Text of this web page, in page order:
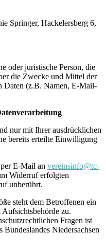
Hackelersberg 6,
oder juristische Person, die
die Zwecke und Mittel der
Daten (z.B. Namen, E-Mail-
nur mit Ihrer ausdrücklichen
bereits erteilte Einwilligung
E-Mail an vereinsinfo@tc-
Widerruf erfolgten
unberührt.
steht dem Betroffenen ein
zu.
Fragen ist
Bundeslandes Niedersachsen